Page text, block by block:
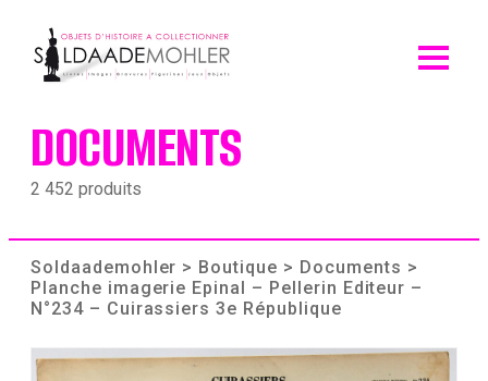
content
DOCUMENTS
2 452 produits
Soldaademohler > Boutique > Documents >
Planche imagerie Epinal – Pellerin Editeur –
N°234 – Cuirassiers 3e République